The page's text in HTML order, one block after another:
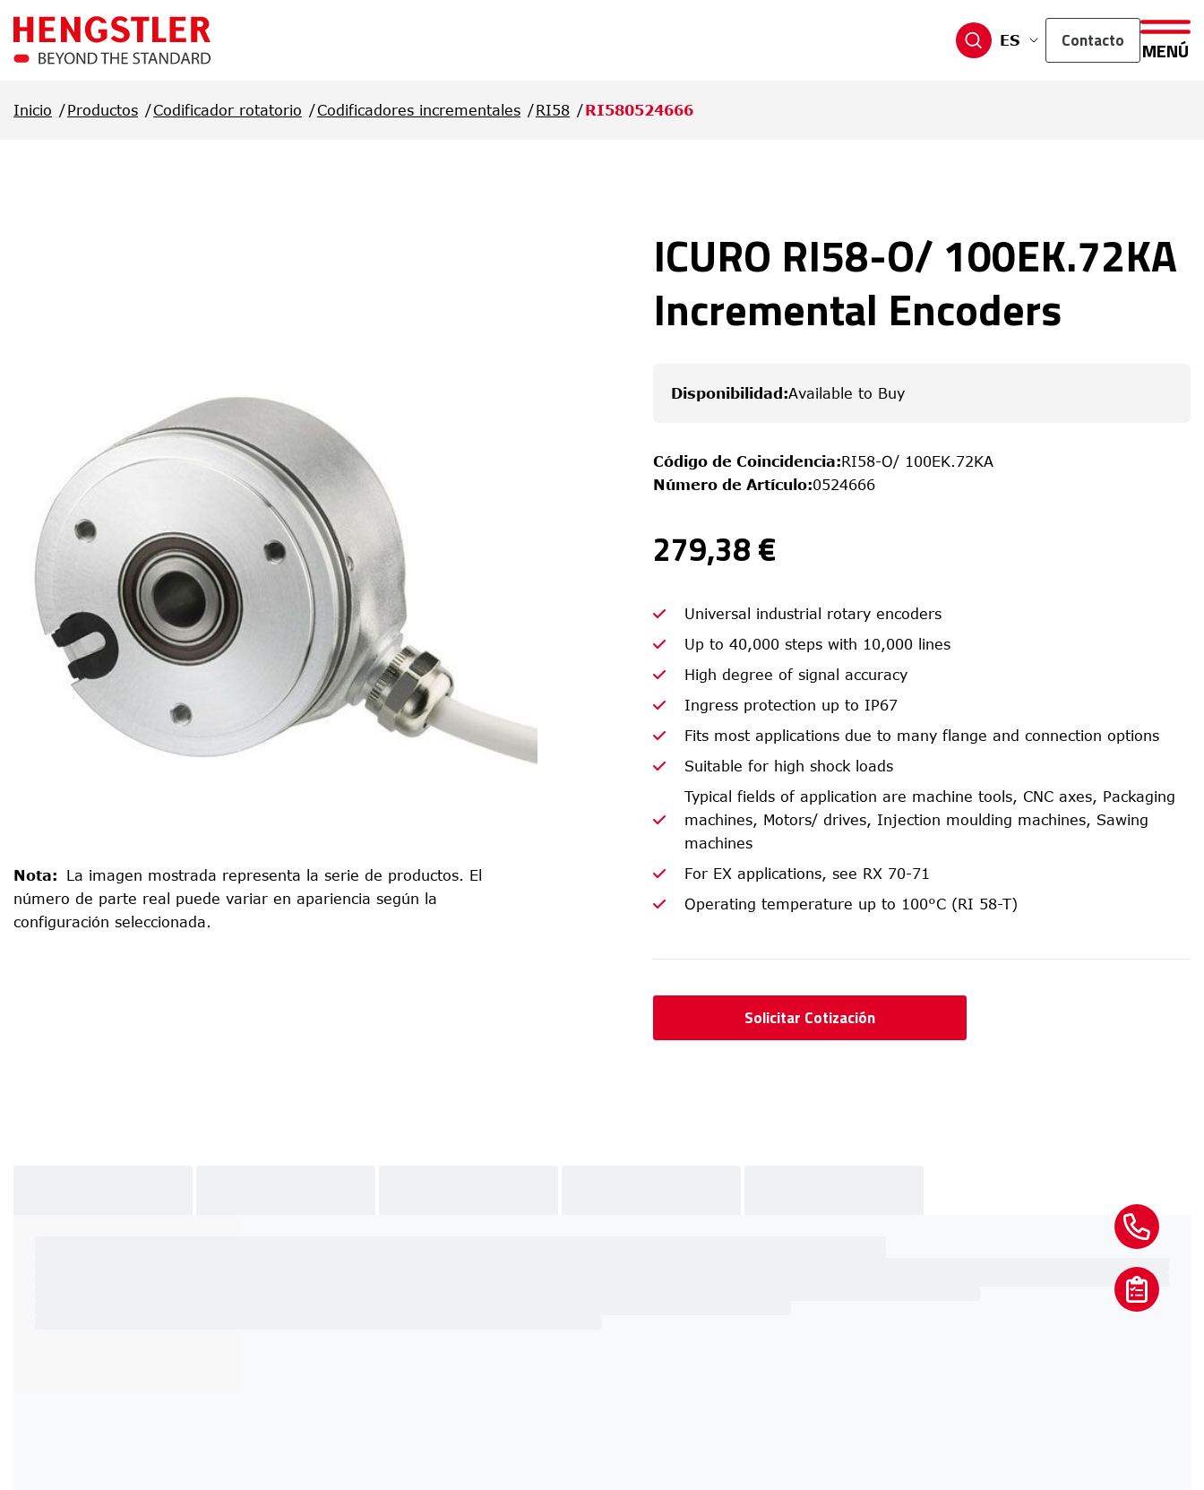
ES
Contacto MENÚ
Inicio Productos Codificador rotatorio Codificadores incrementales RI58 RI580524666
Nota: La imagen mostrada representa la serie de productos. El
número de parte real puede variar en apariencia según la
configuración seleccionada.
ICURO RI58-O/ 100EK.72KA
Incremental Encoders
Disponibilidad :Available to Buy
Código de Coincidencia:RI58-O/ 100EK.72KA
Número de Artículo:0524666
279,38 €
Universal industrial rotary encoders
Up to 40,000 steps with 10,000 lines
High degree of signal accuracy
Ingress protection up to IP67
Fits most applications due to many flange and connection options
Suitable for high shock loads
Typical fields of application are machine tools, CNC axes, Packaging
machines, Motors/ drives, Injection moulding machines, Sawing
machines
For EX applications, see RX 70-71
Operating temperature up to 100°C (RI 58-T)
Solicitar Cotización